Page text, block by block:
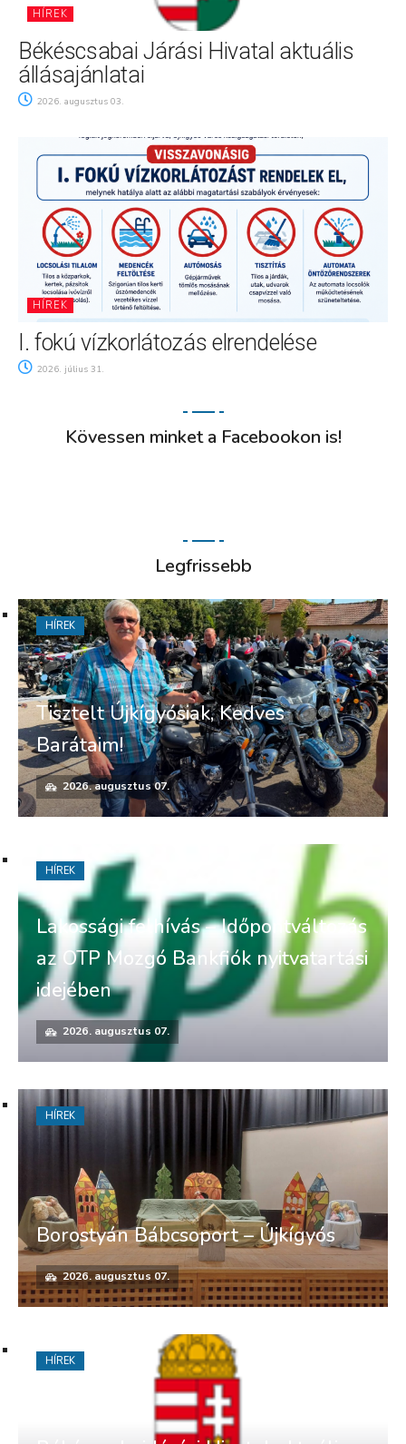
HÍREK
Békéscsabai Járási Hivatal aktuális
állásajánlatai
2026. augusztus 03.
HÍREK
I. fokú vízkorlátozás elrendelése
2026. július 31.
Kövessen minket a Facebookon is!
Legfrissebb
Tisztelt Újkígyósiak, Kedves
Barátaim!
2026. augusztus 07.
HÍREK
Lakossági felhívás – Időpontváltozás
az OTP Mozgó Bankfiók nyitvatartási
idejében
2026. augusztus 07.
HÍREK
Borostyán Bábcsoport – Újkígyós
2026. augusztus 07.
HÍREK
HÍREK